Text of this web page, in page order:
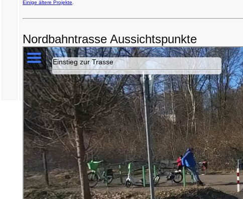
Einige ältere Projekte
Nordbahntrasse Aussichtspunkte